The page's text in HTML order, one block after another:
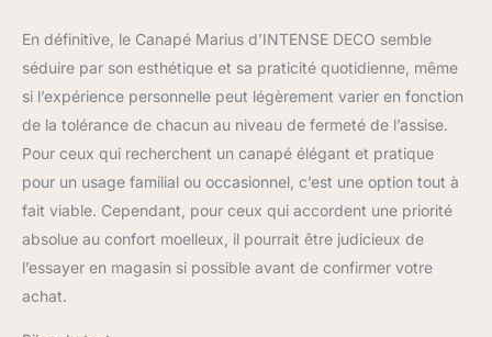
En définitive, le Canapé Marius d’INTENSE DECO semble
séduire par son esthétique et sa praticité quotidienne, même
si l’expérience personnelle peut légèrement varier en fonction
de la tolérance de chacun au niveau de fermeté de l’assise.
Pour ceux qui recherchent un canapé élégant et pratique
pour un usage familial ou occasionnel, c’est une option tout à
fait viable. Cependant, pour ceux qui accordent une priorité
absolue au confort moelleux, il pourrait être judicieux de
l’essayer en magasin si possible avant de confirmer votre
achat.